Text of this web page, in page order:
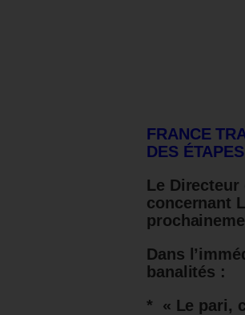
FRANCE
DES
Le Directeur
concernant
Dans
banalités :
* « Le pari,